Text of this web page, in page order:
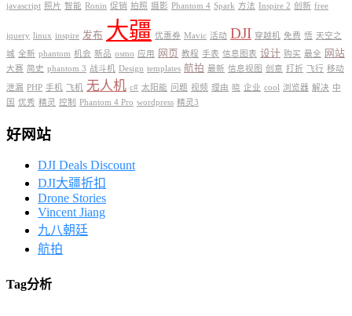
javascript 照片 智能 Ronin 促销 拍照 摄影 Phantom 4 Spark 方法 Inspire 2 创新 free
jquery linux inspire 发布 大疆 优惠券 Mavic 活动 DJI 穿越机 免费 悟 天空之
城 全新 phantom 机会 新品 osmo 应用 网页 教程 手表 信息图表 设计 购买 最全 网站
大赛 简史 phantom 3 战斗机 Design templates 航拍 最新 信息视图 创意 打折 飞行 移动
泄漏 PHP 手机 飞机 无人机 c# 太阳能 问题 视频 理由 晓 企业 cool 浏览器 解决 中
国
优秀 精灵 控制 Phantom 4 Pro wordpress 精灵3
好网站
DJI Deals Discount
DJI大疆折扣
Drone Stories
Vincent Jiang
九八朝廷
航拍
Tag分析